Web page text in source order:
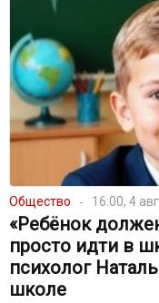
Общество 16:00, 4
«Ребёнок
просто идти в
психолог
школе